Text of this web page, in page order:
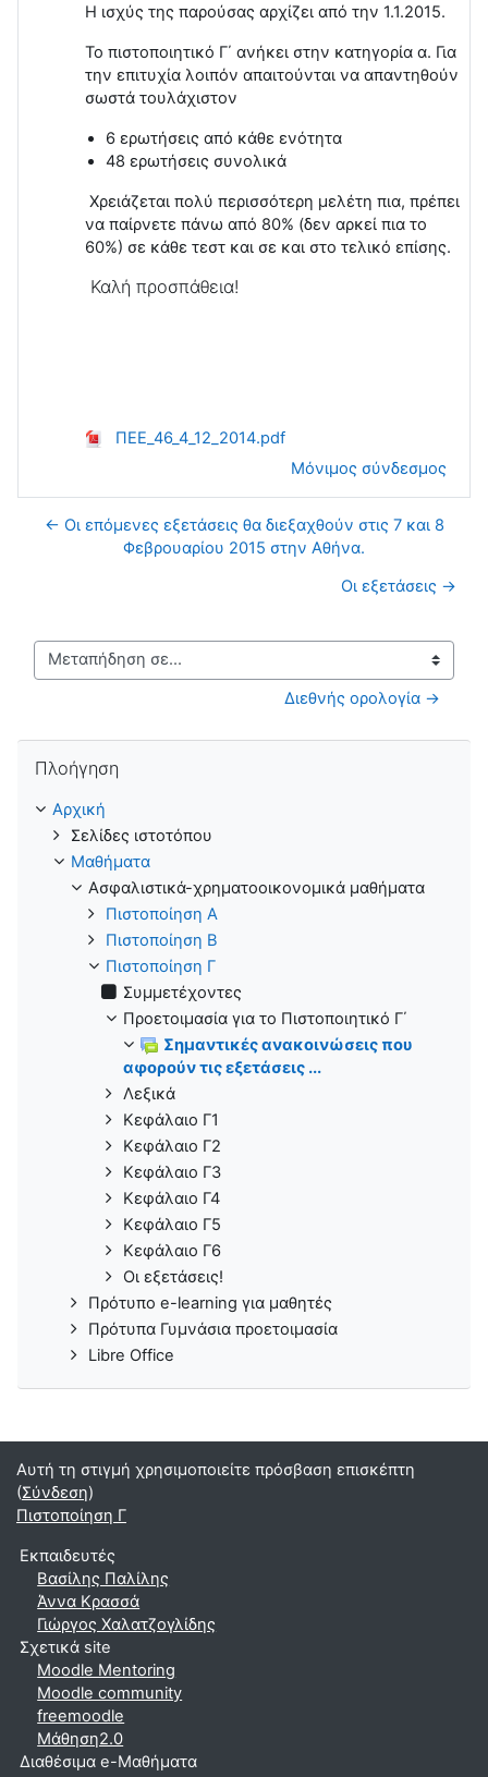
Η ισχύς της παρούσας αρχίζει από την 1.1.2015.
Το πιστοποιητικό Γ΄ ανήκει στην κατηγορία α. Για
την επιτυχία λοιπόν απαιτούνται να απαντηθούν
σωστά τουλάχιστον
6 ερωτήσεις από κάθε ενότητα
48 ερωτήσεις συνολικά
Χρειάζεται πολύ περισσότερη μελέτη πια, πρέπει
να παίρνετε πάνω από 80% (δεν αρκεί πια το
60%) σε κάθε τεστ και σε και στο τελικό επίσης.
Καλή προσπάθεια!
ΠΕΕ_46_4_12_2014.pdf
Μόνιμος σύνδεσμος
← Οι επόμενες εξετάσεις θα διεξαχθούν στις 7 και 8
Φεβρουαρίου 2015 στην Αθήνα.
Οι εξετάσεις →
Μεταπήδηση σε...
Διεθνής ορολογία →
Πλοήγηση
Αρχική
Σελίδες ιστοτόπου
Μαθήματα
Ασφαλιστικά-χρηματοοικονομικά μαθήματα
Πιστοποίηση Α
Πιστοποίηση B
Πιστοποίηση Γ
Συμμετέχοντες
Προετοιμασία για το Πιστοποιητικό Γ΄
Σημαντικές ανακοινώσεις που
αφορούν τις εξετάσεις ...
Λεξικά
Κεφάλαιο Γ1
Κεφάλαιο Γ2
Κεφάλαιο Γ3
Κεφάλαιο Γ4
Κεφάλαιο Γ5
Κεφάλαιο Γ6
Οι εξετάσεις!
Πρότυπο e-learning για μαθητές
Πρότυπα Γυμνάσια προετοιμασία
Libre Office
Αυτή τη στιγμή χρησιμοποιείτε πρόσβαση επισκέπτη
(Σύνδεση)
Πιστοποίηση Γ
Εκπαιδευτές
Βασίλης Παλίλης
Άννα Κρασσά
Γιώργος Χαλατζογλίδης
Σχετικά site
Moodle Mentoring
Moodle community
freemoodle
Μάθηση2.0
Διαθέσιμα e-Μαθήματα